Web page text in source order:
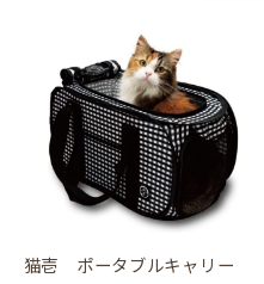
猫壱 ポータブルキャリー